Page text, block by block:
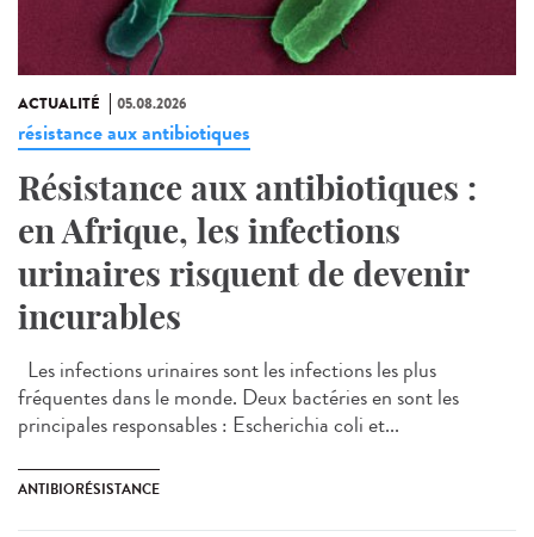
ACTUALITÉ 05.08.2026
résistance aux antibiotiques
Résistance aux antibiotiques :
en Afrique, les infections
urinaires risquent de devenir
incurables
Les infections urinaires sont les infections les plus
fréquentes dans le monde. Deux bactéries en sont les
principales responsables : Escherichia coli et...
ANTIBIORÉSISTANCE